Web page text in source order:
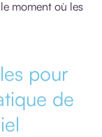
moment où les
pour
de